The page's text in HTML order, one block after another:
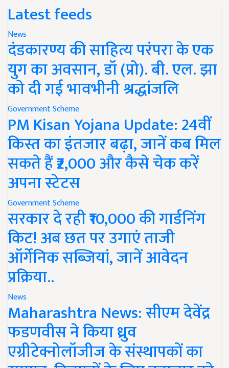
Latest feeds
News
दंडकारण्य की साहित्य परंपरा के एक
युग का अवसान, डॉ (प्रो). बी. एल. झा
को दी गई भावभीनी श्रद्धांजलि
Government Scheme
PM Kisan Yojana Update: 24वीं
किस्त का इंतजार बढ़ा, जानें कब मिल
सकते हैं ₹2,000 और कैसे चेक करें
अपना स्टेटस
Government Scheme
सरकार दे रही ₹10,000 की गार्डनिंग
किट! अब छत पर उगाएं ताजी
ऑर्गेनिक सब्जियां, जानें आवेदन
प्रक्रिया..
News
Maharashtra News: सीएम देवेंद्र
फडणवीस ने किया ध्रुव
एग्रीटेक्नोलॉजीज के संस्थापकों का